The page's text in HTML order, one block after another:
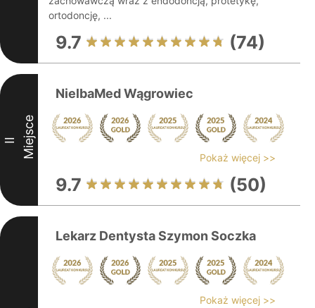
ortodoncję, ...
9.7 (74)
II Miejsce
NielbaMed Wągrowiec
Pokaż więcej >>
9.7 (50)
Lekarz Dentysta Szymon Soczka
Pokaż więcej >>